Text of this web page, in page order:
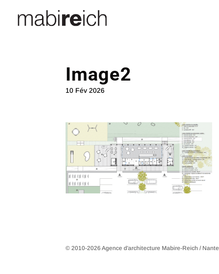
Image2
10 Fév 2026
© 2010-2026 Agence d'architecture Mabire-Reich /